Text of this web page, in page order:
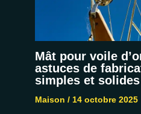
Mât pour voile
astuces de
simples et solides
Maison / 14 octobre 2025